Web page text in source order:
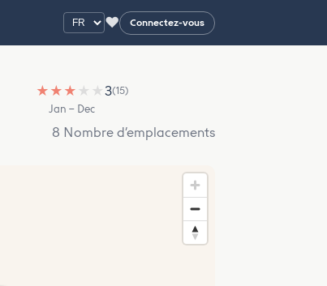
♥ Connectez-vous
★ ★ ★ ★ ★3(15)
Jan – Dec
8 Nombre d’emplacements